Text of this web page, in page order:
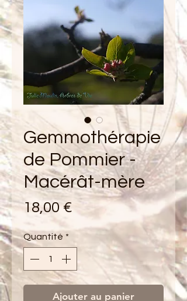
Gemmothérapie
de Pommier -
Macérât-mère
18,00 € Prix
Quantité *
Ajouter au panier